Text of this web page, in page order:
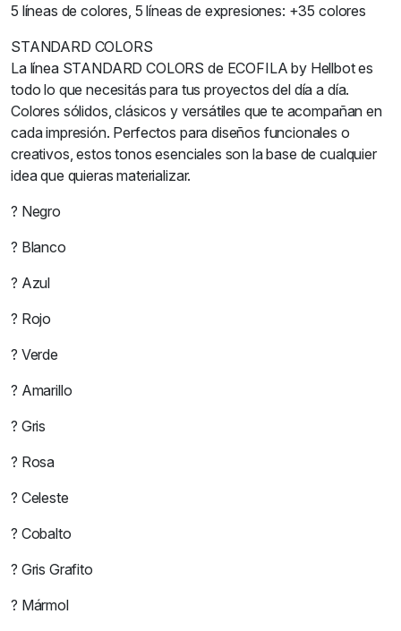
5 líneas de colores, 5 líneas de expresiones: +35 colores
STANDARD COLORS
La línea STANDARD COLORS de ECOFILA by Hellbot es
todo lo que necesitás para tus proyectos del día a día.
Colores sólidos, clásicos y versátiles que te acompañan en
cada impresión. Perfectos para diseños funcionales o
creativos, estos tonos esenciales son la base de cualquier
idea que quieras materializar.
? Negro
? Blanco
? Azul
? Rojo
? Verde
? Amarillo
? Gris
? Rosa
? Celeste
? Cobalto
? Gris Grafito
? Mármol